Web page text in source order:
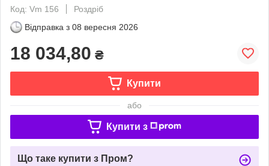
Код: Vm 156
Роздріб
Відправка з 08 вересня 2026
18 034,80 ₴
Купити
або
Купити з
Що таке купити з Пром?